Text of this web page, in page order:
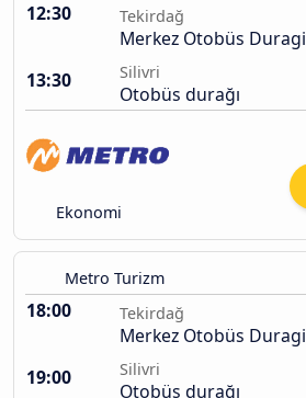
12:30 Tekirdağ
Merkez Otobüs Duragi
13:30
Silivri
Otobüs durağı
Ekonomi
Metro Turizm
18:00 Tekirdağ
Merkez Otobüs Duragi
19:00
Silivri
Otobüs durağı